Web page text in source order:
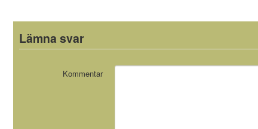
Lämna svar
Kommentar